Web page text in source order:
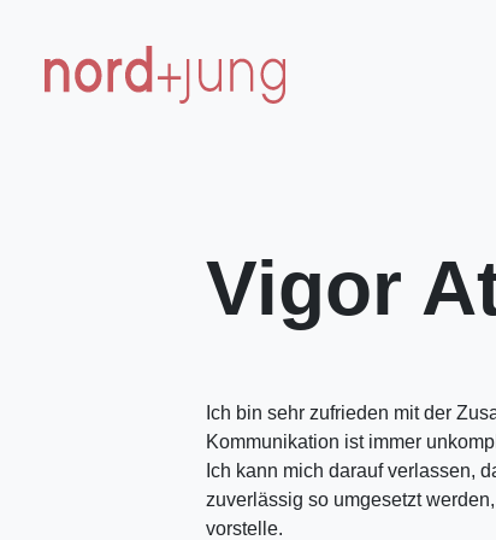
Vigor
Ich bin sehr zufrieden mit der
Kommunikation ist immer
Ich kann mich darauf verlassen,
zuverlässig so umgesetzt
vorstelle.